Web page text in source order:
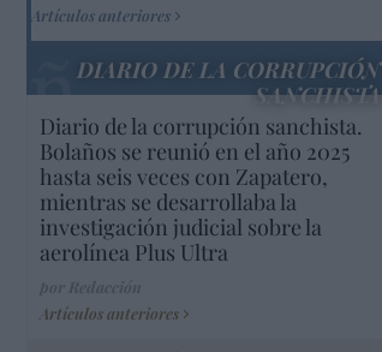
Artículos anteriores
DIARIO DE LA CORRUPCIÓN
SANCHISTA
Diario de la corrupción sanchista.
Bolaños se reunió en el año 2025
hasta seis veces con Zapatero,
mientras se desarrollaba la
investigación judicial sobre la
aerolínea Plus Ultra
Artículos anteriores